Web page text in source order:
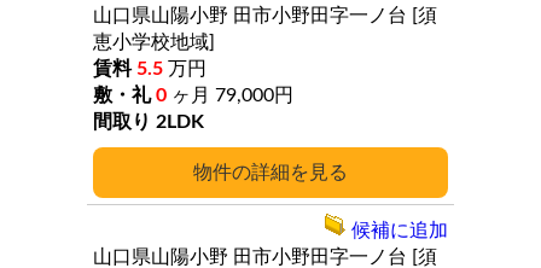
詳細
山口県山陽小野 田市小野田字一ノ台 [須
恵小学校地域]
5.5 万円
0 ヶ月 79,000円
2LDK
山口県山陽小野 田市小野田字一ノ台 [須
候補に追加